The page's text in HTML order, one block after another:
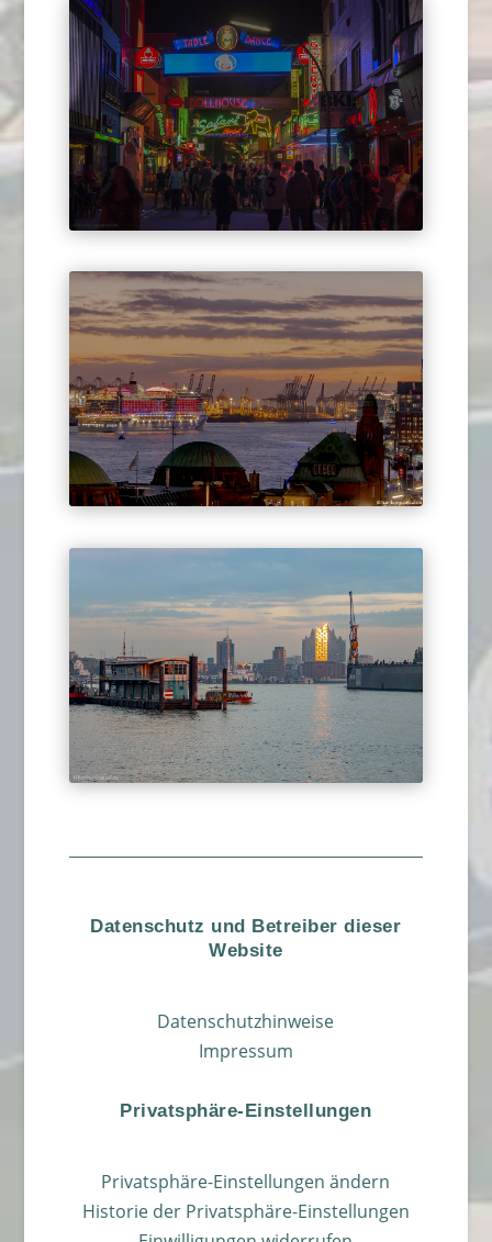
Datenschutz und Betreiber dieser
Website
Datenschutzhinweise
Impressum
Privatsphäre-Einstellungen
Privatsphäre-Einstellungen ändern
Historie der Privatsphäre-Einstellungen